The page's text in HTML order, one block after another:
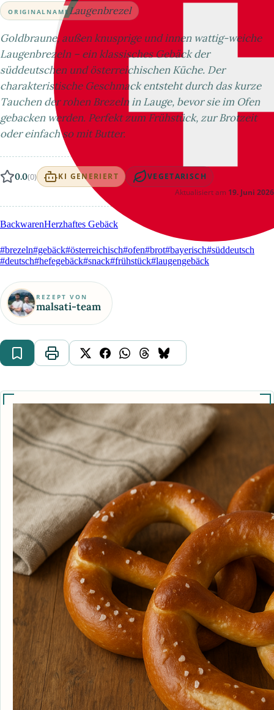
ORIGINALNAME Laugenbrezel
Goldbraune, außen knusprige und innen wattig-weiche
Laugenbrezeln – ein klassisches Gebäck der
süddeutschen und österreichischen Küche. Der
charakteristische Geschmack entsteht durch das kurze
Tauchen der rohen Brezeln in Lauge, bevor sie im Ofen
gebacken werden. Perfekt zum Frühstück, zur Brotzeit
oder einfach so mit Butter.
0.0(0) KI GENERIERT VEGETARISCH
Aktualisiert am 19. Juni 2026
BackwarenHerzhaftes Gebäck
#brezeln#gebäck#österreichisch#ofen#brot#bayerisch#süddeutsch
#deutsch#hefegebäck#snack#frühstück#laugengebäck
REZEPT VON
malsati-team